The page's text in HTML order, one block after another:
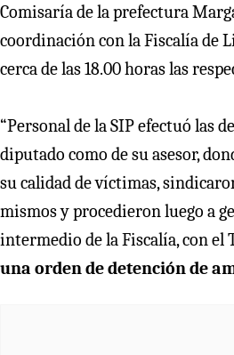
Comisaría de la prefectura
coordinación con la Fiscalía de
cerca de las 18.00 horas las
“Personal de la SIP efectuó las
diputado como de su asesor,
su calidad de víctimas,
mismos y procedieron luego a
intermedio de la Fiscalía, con el
una orden de detención de